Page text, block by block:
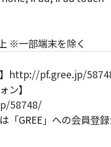
※一部端末を除く
http://pf.gree.jp/
ン】
58748/
「GREE」への会員登